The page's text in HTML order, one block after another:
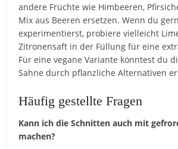
andere Früchte wie Himbeeren,
Mix aus Beeren ersetzen. Wenn du
experimentierst, probiere vielleicht
Zitronensaft in der Füllung für eine
Für eine vegane Variante könntest du
Sahne durch pflanzliche Alternativen
Häufig gestellte Fragen
Kann ich die Schnitten auch mit
machen?